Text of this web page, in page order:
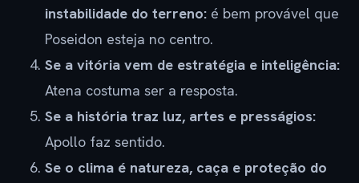
instabilidade do terreno: é bem provável que
Poseidon esteja no centro.
Se a vitória vem de estratégia e inteligência:
Atena costuma ser a resposta.
Se a história traz luz, artes e presságios:
Apollo faz sentido.
Se o clima é natureza, caça e proteção do